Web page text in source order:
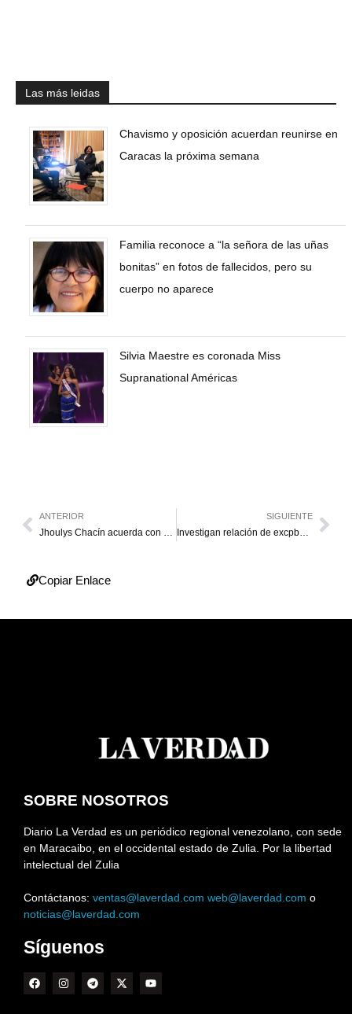
Las más leidas
Chavismo y oposición acuerdan reunirse en
Caracas la próxima semana
Familia reconoce a “la señora de las uñas
bonitas” en fotos de fallecidos, pero su
cuerpo no aparece
Silvia Maestre es coronada Miss
Supranational Américas
ANTERIOR
Jhoulys Chacín acuerda con Milwaukee
SIGUIENTE
Investigan relación de excpbez en doble homicidio de Cujicito
Copiar Enlace
SOBRE NOSOTROS
Diario La Verdad es un periódico regional venezolano, con sede
en Maracaibo, en el occidental estado de Zulia. Por la libertad
intelectual del Zulia
Contáctanos: ventas@laverdad.com web@laverdad.com o
noticias@laverdad.com
Síguenos